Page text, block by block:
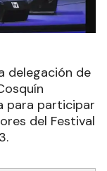
delegación de
para participar
del Festival